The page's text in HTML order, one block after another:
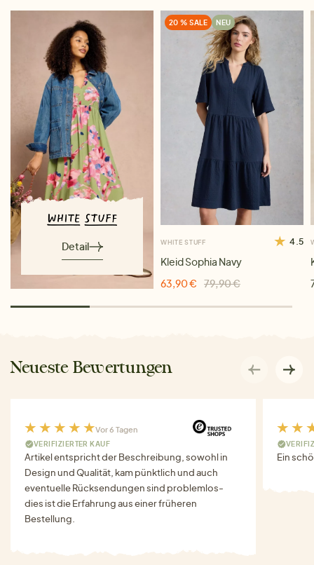
Detail
20 % SALE NEU
WHITE STUFF 4.5
Kleid Sophia Navy
63,90 €
79,90 €
Neueste Bewertungen
Vor 6 Tagen
VERIFIZIERTER KAUF
Artikel entspricht der Beschreibung, sowohl in
Design und Qualität, kam pünktlich und auch
eventuelle Rücksendungen sind problemlos-
dies ist die Erfahrung aus einer früheren
Bestellung.
Ein